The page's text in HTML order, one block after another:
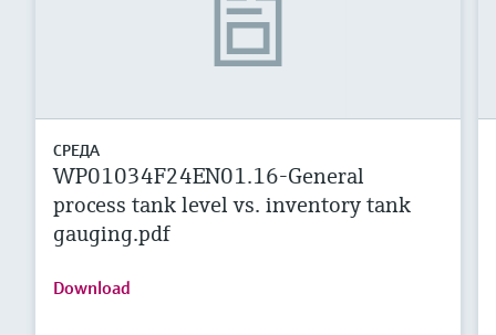
СРЕДА
WP01034F24EN01.16-General
process tank level vs. inventory tank
gauging.pdf
Download